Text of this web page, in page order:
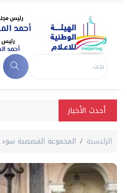
أحدث الأخبار
الرئيسية المجموعة القصصية